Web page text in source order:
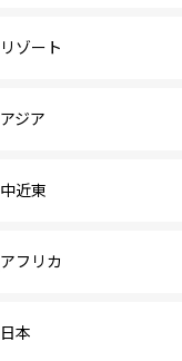
リゾート
アジア
中近東
アフリカ
日本